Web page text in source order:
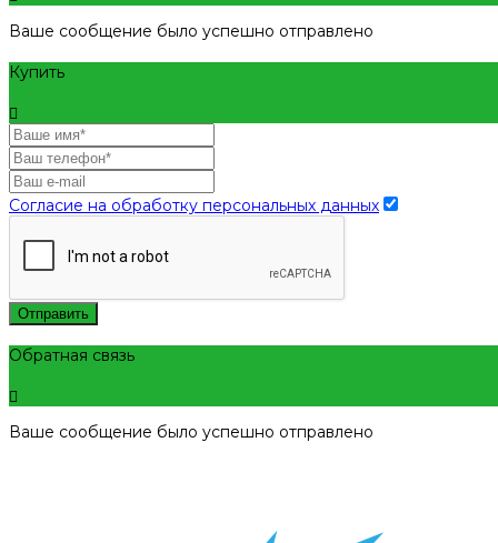
Ваше сообщение было успешно отправлено
Купить
Согласие на обработку персональных данных
Отправить
Обратная связь
Ваше сообщение было успешно отправлено